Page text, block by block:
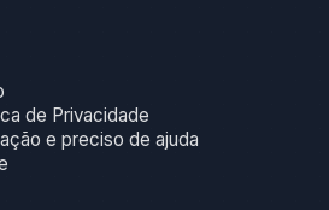
de Privacidade
e preciso de ajuda